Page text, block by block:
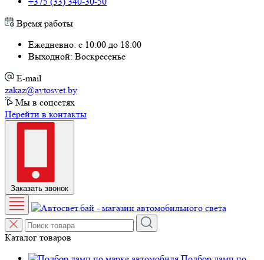
Время работы
Ежедневно: с 10:00 до 18:00
Выходной: Воскресенье
E-mail
zakaz@avtosvet.by
Мы в соцсетях
Перейти в контакты
Заказать звонок
Каталог товаров
марке автомобиля